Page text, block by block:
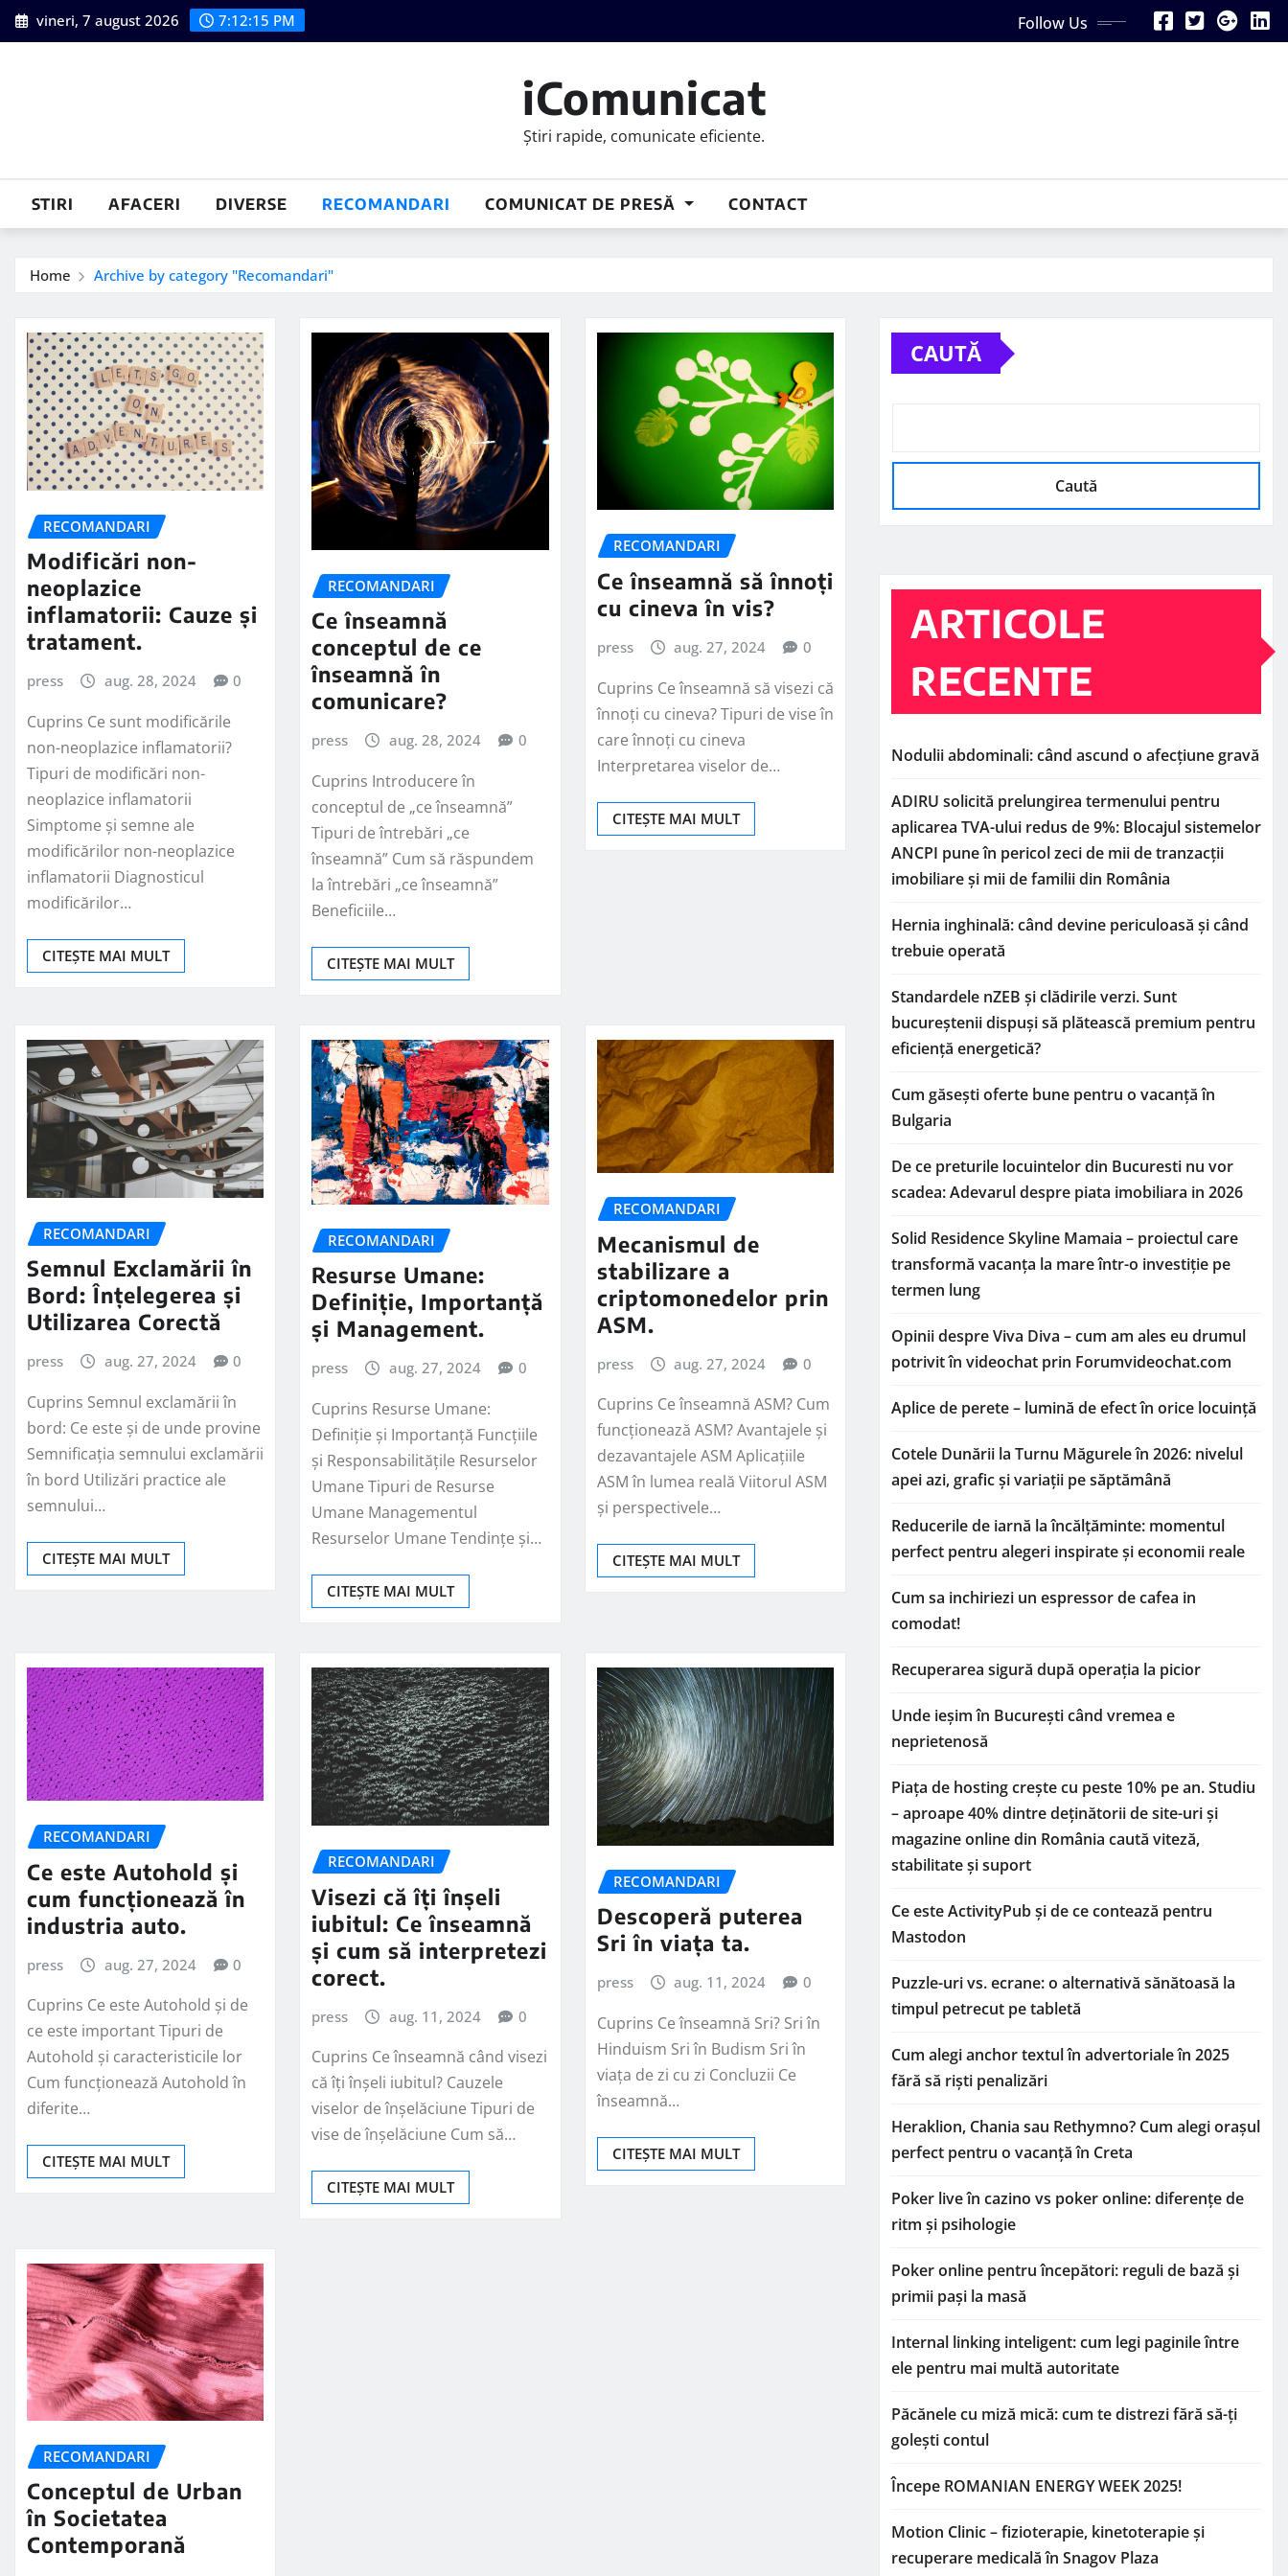
Skip
to
vineri, 7 august 2026 7:12:16 PM Follow Us
iComunicat
Știri rapide, comunicate eficiente.
STIRI AFACERI DIVERSE RECOMANDARI COMUNICAT DE PRESĂ CONTACT
Home Archive by category "Recomandari"
RECOMANDARI
Modificări non-
neoplazice
inflamatorii: Cauze și
tratament.
press aug. 28, 2024 0
Cuprins Ce sunt modificările
non-neoplazice inflamatorii?
Tipuri de modificări non-
neoplazice inflamatorii
Simptome și semne ale
modificărilor non-neoplazice
inflamatorii Diagnosticul
modificărilor…
CITEȘTE MAI MULT
RECOMANDARI
Ce înseamnă
conceptul de ce
înseamnă în
comunicare?
press aug. 28, 2024 0
Cuprins Introducere în
conceptul de „ce înseamnă”
Tipuri de întrebări „ce
înseamnă” Cum să răspundem
la întrebări „ce înseamnă”
Beneficiile…
CITEȘTE MAI MULT
RECOMANDARI
Ce înseamnă să înnoți
cu cineva în vis?
press aug. 27, 2024 0
Cuprins Ce înseamnă să visezi că
înnoți cu cineva? Tipuri de vise în
care înnoți cu cineva
Interpretarea viselor de…
CITEȘTE MAI MULT
RECOMANDARI
Semnul Exclamării în
Bord: Înțelegerea și
Utilizarea Corectă
press aug. 27, 2024 0
Cuprins Semnul exclamării în
bord: Ce este și de unde provine
Semnificația semnului exclamării
în bord Utilizări practice ale
semnului…
CITEȘTE MAI MULT
RECOMANDARI
Resurse Umane:
Definiție, Importanță
și Management.
press aug. 27, 2024 0
Cuprins Resurse Umane:
Definiție și Importanță Funcțiile
și Responsabilitățile Resurselor
Umane Tipuri de Resurse
Umane Managementul
Resurselor Umane Tendințe și…
CITEȘTE MAI MULT
RECOMANDARI
Mecanismul de
stabilizare a
criptomonedelor prin
ASM.
press aug. 27, 2024 0
Cuprins Ce înseamnă ASM? Cum
funcționează ASM? Avantajele și
dezavantajele ASM Aplicațiile
ASM în lumea reală Viitorul ASM
și perspectivele…
CITEȘTE MAI MULT
RECOMANDARI
Ce este Autohold și
cum funcționează în
industria auto.
press aug. 27, 2024 0
Cuprins Ce este Autohold și de
ce este important Tipuri de
Autohold și caracteristicile lor
Cum funcționează Autohold în
diferite…
CITEȘTE MAI MULT
RECOMANDARI
Visezi că îți înșeli
iubitul: Ce înseamnă
și cum să interpretezi
corect.
press aug. 11, 2024 0
Cuprins Ce înseamnă când visezi
că îți înșeli iubitul? Cauzele
viselor de înșelăciune Tipuri de
vise de înșelăciune Cum să…
CITEȘTE MAI MULT
RECOMANDARI
Descoperă puterea
Sri în viața ta.
press aug. 11, 2024 0
Cuprins Ce înseamnă Sri? Sri în
Hinduism Sri în Budism Sri în
viața de zi cu zi Concluzii Ce
înseamnă…
CITEȘTE MAI MULT
RECOMANDARI
Conceptul de Urban
în Societatea
Contemporană
CAUTĂ
Caută
ARTICOLE
RECENTE
Nodulii abdominali: când ascund o afecțiune gravă
ADIRU solicită prelungirea termenului pentru
aplicarea TVA-ului redus de 9%: Blocajul sistemelor
ANCPI pune în pericol zeci de mii de tranzacții
imobiliare și mii de familii din România
Hernia inghinală: când devine periculoasă și când
trebuie operată
Standardele nZEB și clădirile verzi. Sunt
bucureștenii dispuși să plătească premium pentru
eficiență energetică?
Cum găsești oferte bune pentru o vacanță în
Bulgaria
De ce preturile locuintelor din Bucuresti nu vor
scadea: Adevarul despre piata imobiliara in 2026
Solid Residence Skyline Mamaia – proiectul care
transformă vacanța la mare într-o investiție pe
termen lung
Opinii despre Viva Diva – cum am ales eu drumul
potrivit în videochat prin Forumvideochat.com
Aplice de perete – lumină de efect în orice locuință
Cotele Dunării la Turnu Măgurele în 2026: nivelul
apei azi, grafic și variații pe săptămână
Reducerile de iarnă la încălțăminte: momentul
perfect pentru alegeri inspirate și economii reale
Cum sa inchiriezi un espressor de cafea in
comodat!
Recuperarea sigură după operația la picior
Unde ieșim în București când vremea e
neprietenosă
Piața de hosting crește cu peste 10% pe an. Studiu
– aproape 40% dintre deținătorii de site-uri și
magazine online din România caută viteză,
stabilitate și suport
Ce este ActivityPub și de ce contează pentru
Mastodon
Puzzle-uri vs. ecrane: o alternativă sănătoasă la
timpul petrecut pe tabletă
Cum alegi anchor textul în advertoriale în 2025
fără să riști penalizări
Heraklion, Chania sau Rethymno? Cum alegi orașul
perfect pentru o vacanță în Creta
Poker live în cazino vs poker online: diferențe de
ritm și psihologie
Poker online pentru începători: reguli de bază și
primii pași la masă
Internal linking inteligent: cum legi paginile între
ele pentru mai multă autoritate
Păcănele cu miză mică: cum te distrezi fără să-ți
golești contul
Începe ROMANIAN ENERGY WEEK 2025!
Motion Clinic – fizioterapie, kinetoterapie și
recuperare medicală în Snagov Plaza